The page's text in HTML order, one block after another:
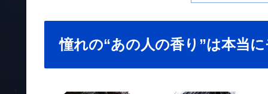
憧れの“あの人の香り”は本当